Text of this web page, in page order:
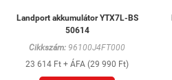
Landport akkumulátor YTX7L-BS
50614
Cikkszám: 96100J4FT000
23 614 Ft + ÁFA (29 990 Ft)